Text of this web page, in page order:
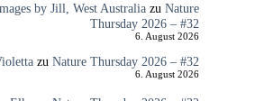
by Jill, West Australiazu Nature
Thursday 2026 – #32
6. August 2026
zu Nature Thursday 2026 – #32
6. August 2026